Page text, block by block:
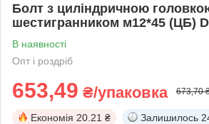
Болт з циліндричною
шестигранником м12*45 (ЦБ)
В наявності
Опт і роздріб
653,49 ₴/упаковка 673,70
Економія 20.21 ₴ Залишилось